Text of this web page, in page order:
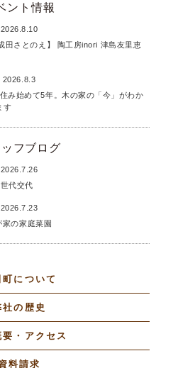
ント情報
2026.8.10
田さとのえ】 陶工房inori 津島友里恵
2026.8.3
み始めて5年。木の家の「今」がわか
す
フブログ
2026.7.26
世代交代
2026.7.23
家の家庭菜園
町について
社の歴史
要・アクセス
料請求